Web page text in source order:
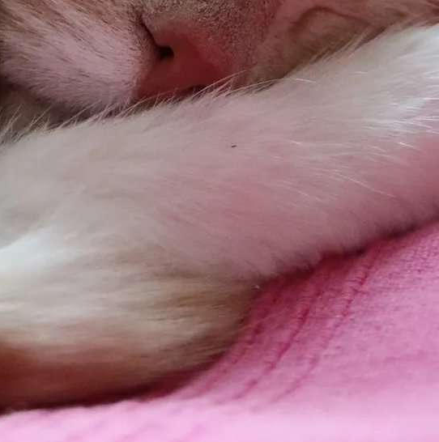
Bokblommaom
Rent hus av Alia
Trabucco Zerán